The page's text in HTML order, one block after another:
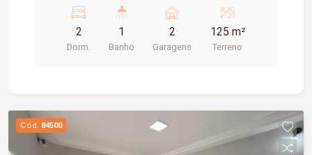
garagem; Diferenciais: Portas e janelas em
blindex; Piso em porcelanato; Localização
privilegiada, próxima a aeroporto, posto de
2
Dorm.
1
Banho
2
Garagens
125 m²
Terreno
Cód. 84500